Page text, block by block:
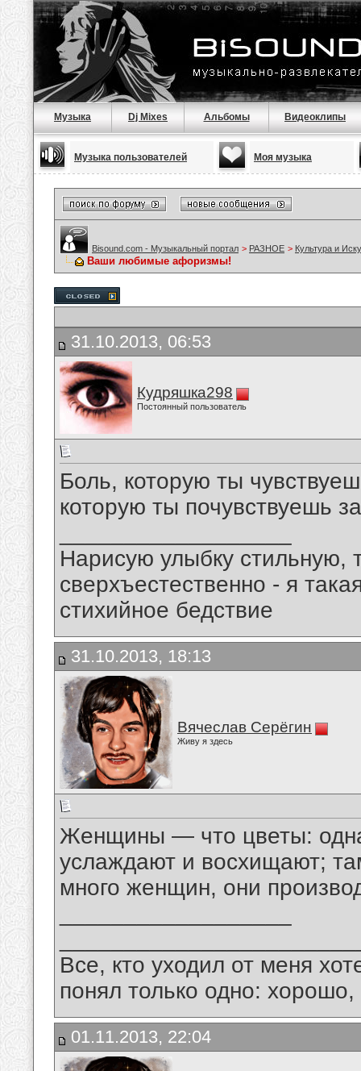
Музыка Dj Mixes Альбомы Видеоклипы
Музыка пользователей Моя музыка
Bisound.com - Музыкальный портал > РАЗНОЕ > Культура и
Ваши любимые афоризмы!
31.10.2013, 06:53
Кудряшка298
Постоянный пользователь
Боль, которую ты
которую ты почувствуешь
Нарисую улыбку стильную,
сверхъестественно - я
стихийное бедствие
31.10.2013, 18:13
Вячеслав Серёгин
Живу я здесь
Женщины — что цветы:
услаждают и восхищают;
много женщин, они
Все, кто уходил от меня
понял только одно:
01.11.2013, 22:04